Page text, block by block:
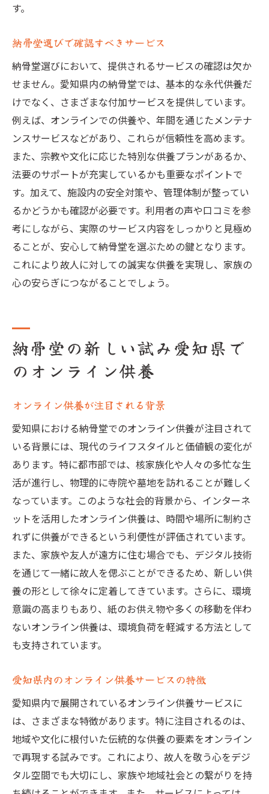
す。
納骨堂選びで確認すべきサービス
納骨堂選びにおいて、提供されるサービスの確認は欠か
せません。愛知県内の納骨堂では、基本的な永代供養だ
けでなく、さまざまな付加サービスを提供しています。
例えば、オンラインでの供養や、年間を通じたメンテナ
ンスサービスなどがあり、これらが信頼性を高めます。
また、宗教や文化に応じた特別な供養プランがあるか、
法要のサポートが充実しているかも重要なポイントで
す。加えて、施設内の安全対策や、管理体制が整ってい
るかどうかも確認が必要です。利用者の声や口コミを参
考にしながら、実際のサービス内容をしっかりと見極め
ることが、安心して納骨堂を選ぶための鍵となります。
これにより故人に対しての誠実な供養を実現し、家族の
心の安らぎにつながることでしょう。
納骨堂の新しい試み愛知県で
のオンライン供養
オンライン供養が注目される背景
愛知県における納骨堂でのオンライン供養が注目されて
いる背景には、現代のライフスタイルと価値観の変化が
あります。特に都市部では、核家族化や人々の多忙な生
活が進行し、物理的に寺院や墓地を訪れることが難しく
なっています。このような社会的背景から、インターネ
ットを活用したオンライン供養は、時間や場所に制約さ
れずに供養ができるという利便性が評価されています。
また、家族や友人が遠方に住む場合でも、デジタル技術
を通じて一緒に故人を偲ぶことができるため、新しい供
養の形として徐々に定着してきています。さらに、環境
意識の高まりもあり、紙のお供え物や多くの移動を伴わ
ないオンライン供養は、環境負荷を軽減する方法として
も支持されています。
愛知県内のオンライン供養サービスの特徴
愛知県内で展開されているオンライン供養サービスに
は、さまざまな特徴があります。特に注目されるのは、
地域や文化に根付いた伝統的な供養の要素をオンライン
で再現する試みです。これにより、故人を敬う心をデジ
タル空間でも大切にし、家族や地域社会との繋がりを持